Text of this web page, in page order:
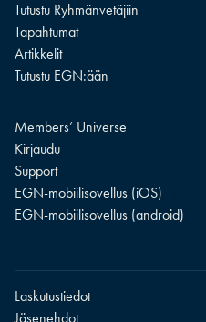
Tutustu Ryhmänvetäjiin
Tapahtumat
Artikkelit
Tutustu EGN:ään
Members’ Universe
Kirjaudu
Support
EGN-mobiilisovellus (iOS)
EGN-mobiilisovellus (android)
Laskutustiedot
Jäsenehdot